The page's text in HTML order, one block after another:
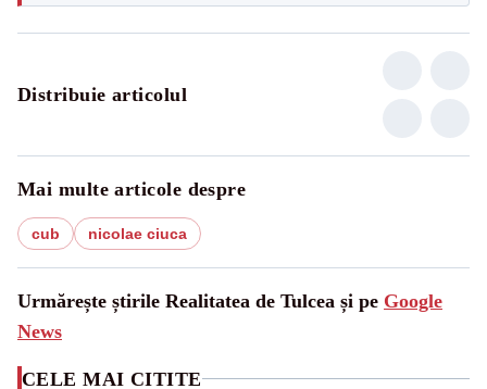
Distribuie articolul
Mai multe articole despre
cub nicolae ciuca
Urmărește știrile Realitatea de Tulcea și pe Google
News
CELE MAI CITITE